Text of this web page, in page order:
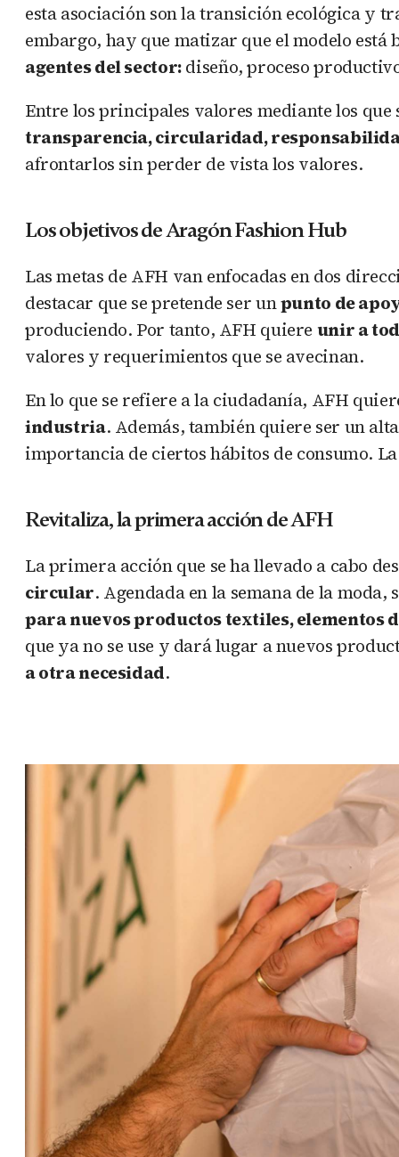
esta asociación son la transición ecológica y
embargo, hay que matizar que el modelo está
agentes del sector:diseño, proceso
Entre los principales valores mediante los
transparencia, circularidad,
afrontarlos sin perder de vista los valores.
Los objetivos de Aragón Fashion Hub
Las metas de AFH van enfocadas en dos
destacar que se pretende ser unpunto de
produciendo. Por tanto, AFH quiere unir a
valores y requerimientos que se avecinan.
En lo que se refiere a la ciudadanía, AFH
industria. Además, también quiere ser un
importancia de ciertos hábitos de consumo.
Revitaliza, la primera acción de AFH
La primera acción que se ha llevado a cabo
circular. Agendada en la semana de la moda,
para nuevos productos textiles, elementos
que ya no se use y dará lugar a nuevos
a otra necesidad.